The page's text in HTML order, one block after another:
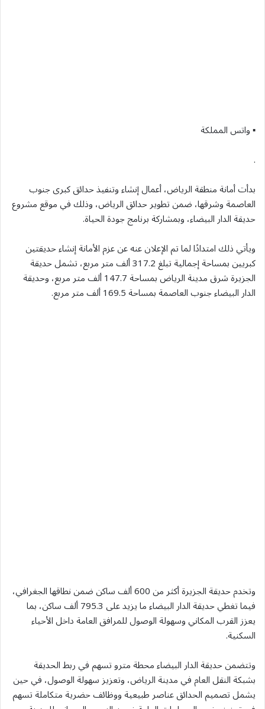
▪︎ واتس المملكة
.
بدأت أمانة منطقة الرياض، أعمال إنشاء وتنفيذ حدائق كبرى جنوب
العاصمة وشرقها، ضمن تطوير حدائق الرياض، وذلك في موقع مشروع
حديقة الدار البيضاء، وبمشاركة برنامج جودة الحياة.
ويأتي ذلك امتدادًا لما تم الإعلان عنه عن عزم الأمانة إنشاء حديقتين
كبريين بمساحة إجمالية تبلغ 317.2 ألف متر مربع، تشمل حديقة
الجزيرة شرق مدينة الرياض بمساحة 147.7 ألف متر مربع، وحديقة
الدار البيضاء جنوب العاصمة بمساحة 169.5 ألف متر مربع.
وتخدم حديقة الجزيرة أكثر من 600 ألف ساكن ضمن نطاقها الجغرافي،
فيما تغطي حديقة الدار البيضاء ما يزيد على 795.3 ألف ساكن، بما
يعزز القرب المكاني وسهولة الوصول للمرافق العامة داخل الأحياء
السكنية.
وتتضمن حديقة الدار البيضاء محطة مترو تسهم في ربط الحديقة
بشبكة النقل العام في مدينة الرياض، وتعزيز سهولة الوصول، في حين
يشمل تصميم الحدائق عناصر طبيعية ووظائف حضرية متكاملة تسهم